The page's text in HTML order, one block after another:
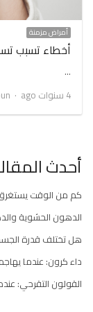
أمراض مزمنة
أخطاء تسبب
…
4 سنوات ago
أحدث
كم من الوقت يستغرق
الدهون الحشوية
هل تختلف قدرة
داء كرون: عندما
القولون التقرحي: